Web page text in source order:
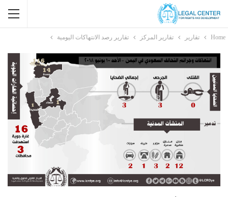
Home تقارير تقارير المركز تقارير رصد الانتهاكات اليومية